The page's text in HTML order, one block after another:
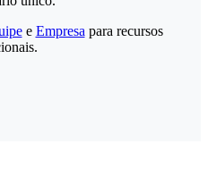
e Empresa para recursos